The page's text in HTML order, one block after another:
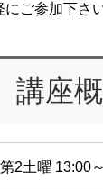
ご参加下さい
講座
第2土曜 13:00